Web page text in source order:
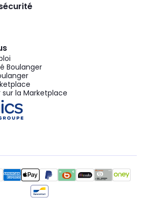
Boulanger
la Marketplace